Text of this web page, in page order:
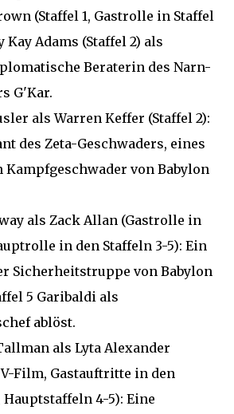
(Staffel 1, Gastrolle in Staffel
Kay Adams (Staffel 2) als
Beraterin des Narn-
G'Kar.
als Warren Keffer (Staffel 2):
des Zeta-Geschwaders, eines
Kampfgeschwader von Babylon
als Zack Allan (Gastrolle in
in den Staffeln 3-5): Ein
Sicherheitstruppe von Babylon
5 Garibaldi als
ablöst.
als Lyta Alexander
Film, Gastauftritte in den
Hauptstaffeln 4-5): Eine